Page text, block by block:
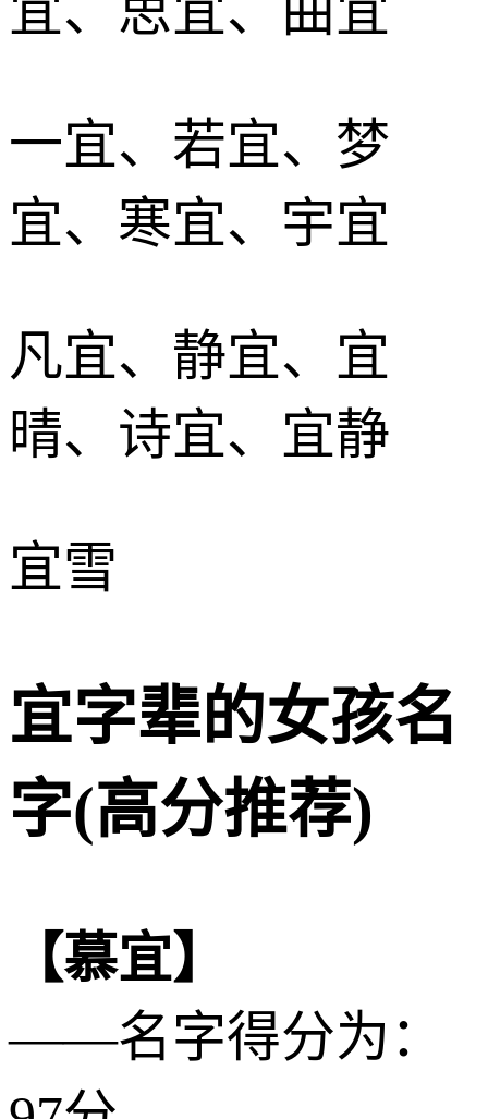
一宜、若宜、梦
宜、寒宜、宇宜
凡宜、静宜、宜
晴、诗宜、宜静
宜雪
宜字辈的女孩名
字(高分推荐)
【慕宜】
——名字得分为：